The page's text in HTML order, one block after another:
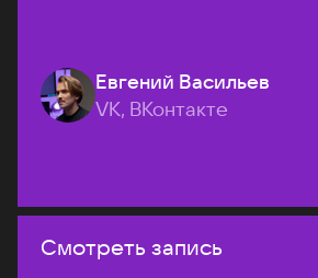
Евгений Васильев
VK, ВКонтакте
Смотреть запись